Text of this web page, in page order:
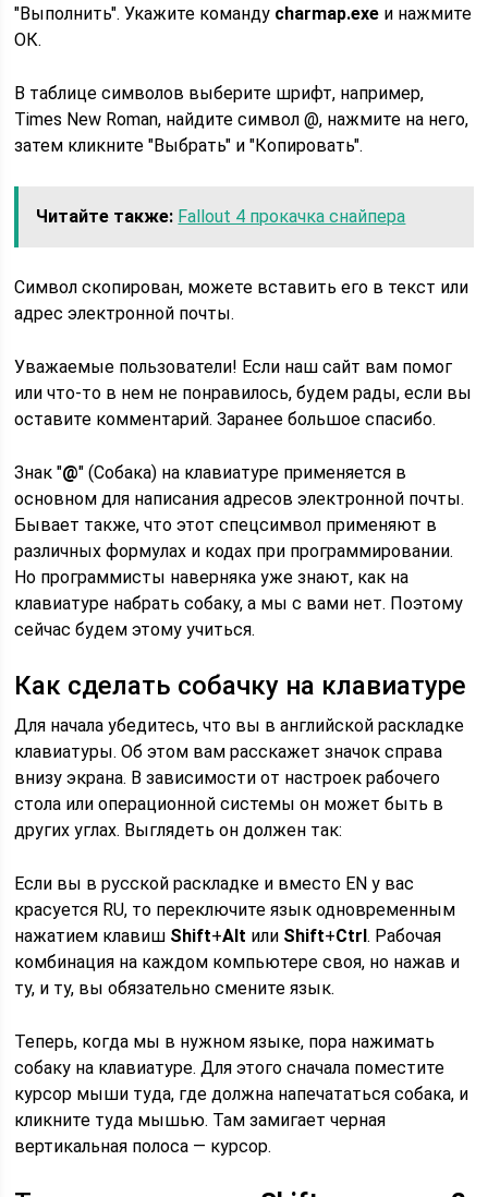
"Выполнить". Укажите команду charmap.exe и нажмите
ОК.
В таблице символов выберите шрифт, например,
Times New Roman, найдите символ @, нажмите на него,
затем кликните "Выбрать" и "Копировать".
Читайте также: Fallout 4 прокачка снайпера
Символ скопирован, можете вставить его в текст или
адрес электронной почты.
Уважаемые пользователи! Если наш сайт вам помог
или что-то в нем не понравилось, будем рады, если вы
оставите комментарий. Заранее большое спасибо.
Знак "@" (Собака) на клавиатуре применяется в
основном для написания адресов электронной почты.
Бывает также, что этот спецсимвол применяют в
различных формулах и кодах при программировании.
Но программисты наверняка уже знают, как на
клавиатуре набрать собаку, а мы с вами нет. Поэтому
сейчас будем этому учиться.
Как сделать собачку на клавиатуре
Для начала убедитесь, что вы в английской раскладке
клавиатуры. Об этом вам расскажет значок справа
внизу экрана. В зависимости от настроек рабочего
стола или операционной системы он может быть в
других углах. Выглядеть он должен так:
Если вы в русской раскладке и вместо EN у вас
красуется RU, то переключите язык одновременным
нажатием клавиш Shift+Alt или Shift+Ctrl. Рабочая
комбинация на каждом компьютере своя, но нажав и
ту, и ту, вы обязательно смените язык.
Теперь, когда мы в нужном языке, пора нажимать
собаку на клавиатуре. Для этого сначала поместите
курсор мыши туда, где должна напечататься собака, и
кликните туда мышью. Там замигает черная
вертикальная полоса — курсор.